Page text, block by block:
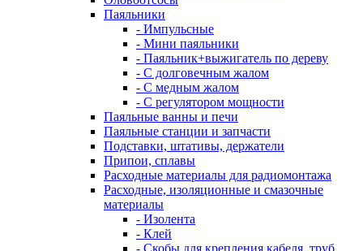
Паяльники
- Импульсные
- Мини паяльники
- Паяльник+выжигатель по дереву
- С долговечным жалом
- С медным жалом
- С регулятором мощности
Паяльные ванны и печи
Паяльные станции и запчасти
Подставки, штативы, держатели
Припои, сплавы
Расходные материалы для радиомонтажа
Расходные, изоляционные и смазочные
материалы
- Изолента
- Клей
- Скобы для крепления кабеля, труб